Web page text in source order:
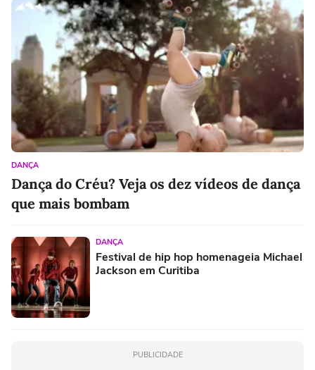
DANÇA
Dança do Créu? Veja os dez vídeos de dança
que mais bombam
DANÇA
Festival de hip hop homenageia Michael
Jackson em Curitiba
PUBLICIDADE